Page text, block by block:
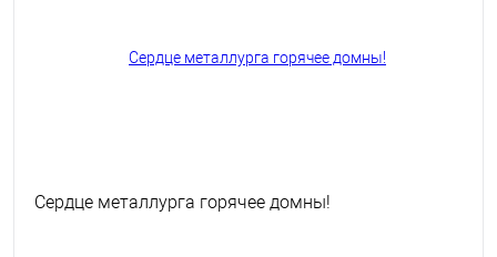
Сердце металлурга горячее домны!